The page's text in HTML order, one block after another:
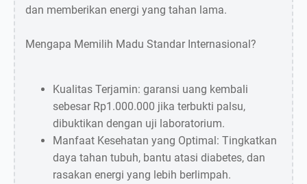
dan memberikan energi yang tahan lama.
Mengapa Memilih Madu Standar Internasional?
Kualitas Terjamin: garansi uang kembali
sebesar Rp1.000.000 jika terbukti palsu,
dibuktikan dengan uji laboratorium.
Manfaat Kesehatan yang Optimal: Tingkatkan
daya tahan tubuh, bantu atasi diabetes, dan
rasakan energi yang lebih berlimpah.